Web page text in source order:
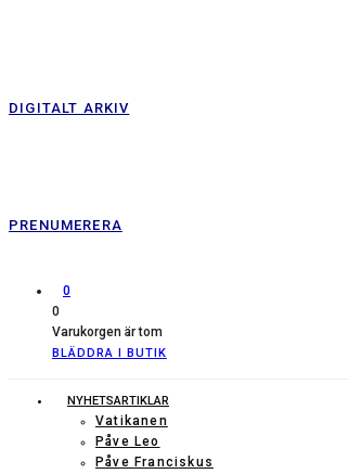
DIGITALT ARKIV
PRENUMERERA
0
0
Varukorgen är tom
BLÄDDRA I BUTIK
NYHETSARTIKLAR
Vatikanen
Påve Leo
Påve Franciskus